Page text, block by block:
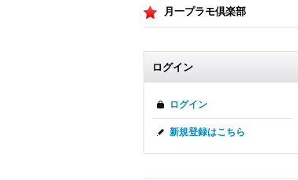
月一プラモ倶楽部
ログイン
ログイン
新規登録はこちら